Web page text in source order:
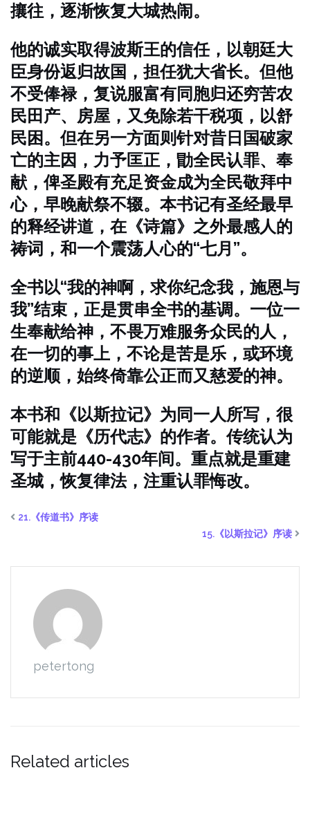
攘往，逐渐恢复大城热闹。
他的诚实取得波斯王的信任，以朝廷大
臣身份返归故国，担任犹大省长。但他
不受俸禄，复说服富有同胞归还穷苦农
民田产、房屋，又免除若干税项，以舒
民困。但在另一方面则针对昔日国破家
亡的主因，力予匡正，勖全民认罪、奉
献，俾圣殿有充足资金成为全民敬拜中
心，早晚献祭不辍。本书记有圣经最早
的释经讲道，在《诗篇》之外最感人的
祷词，和一个震荡人心的“七月”。
全书以“我的神啊，求你纪念我，施恩与
我”结束，正是贯串全书的基调。一位一
生奉献给神，不畏万难服务众民的人，
在一切的事上，不论是苦是乐，或环境
的逆顺，始终倚靠公正而又慈爱的神。
本书和《以斯拉记》为同一人所写，很
可能就是《历代志》的作者。传统认为
写于主前440-430年间。重点就是重建
圣城，恢复律法，注重认罪悔改。
21.《传道书》序读
15.《以斯拉记》序读
petertong
Related articles